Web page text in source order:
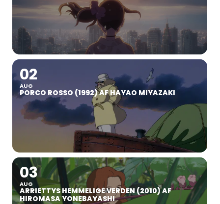
02
AUG
PORCO ROSSO (1992) AF HAYAO MIYAZAKI
03
AUG
ARRIETTYS HEMMELIGE VERDEN (2010) AF
HIROMASA YONEBAYASHI